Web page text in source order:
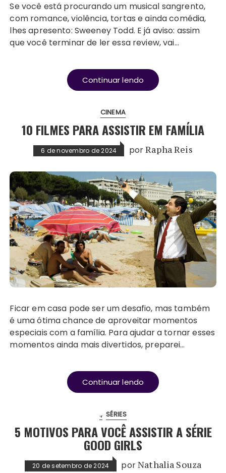
Se você está procurando um musical sangrento,
com romance, violência, tortas e ainda comédia,
lhes apresento: Sweeney Todd. E já aviso: assim
que você terminar de ler essa review, vai…
Continuar lendo
CINEMA
10 FILMES PARA ASSISTIR EM FAMÍLIA
6 de novembro de 2024 porRapha Reis
Ficar em casa pode ser um desafio, mas também
é uma ótima chance de aproveitar momentos
especiais com a família. Para ajudar a tornar esses
momentos ainda mais divertidos, preparei…
Continuar lendo
. SÉRIES
5 MOTIVOS PARA VOCÊ ASSISTIR A SÉRIE
GOOD GIRLS
20 de setembro de 2024 porNathalia Souza